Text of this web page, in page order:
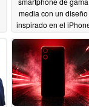
media con un diseño
inspirado en el
06/06/2026